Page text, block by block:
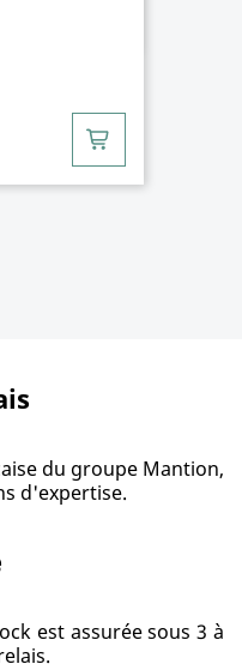
du groupe Mantion,
d'expertise.
est assurée sous 3 à